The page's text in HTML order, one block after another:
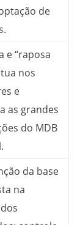
de
e “raposa
nos
e
as grandes
do MDB
da base
na